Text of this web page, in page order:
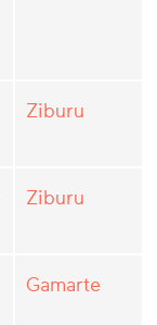
Ziburu
Ziburu
Gamarte